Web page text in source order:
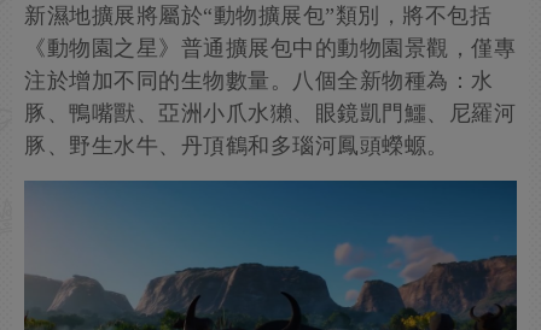
新濕地擴展將屬於“動物擴展包”類別，將不包括
《動物園之星》普通擴展包中的動物園景觀，僅專
注於增加不同的生物數量。八個全新物種為：水
豚、鴨嘴獸、亞洲小爪水獺、眼鏡凱門鱷、尼羅河
豚、野生水牛、丹頂鶴和多瑙河鳳頭蠑螈。